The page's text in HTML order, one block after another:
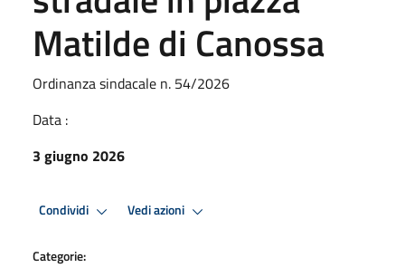
Matilde di Canossa
Ordinanza sindacale n. 54/2026
Data :
3 giugno 2026
Condividi Vedi azioni
Categorie: